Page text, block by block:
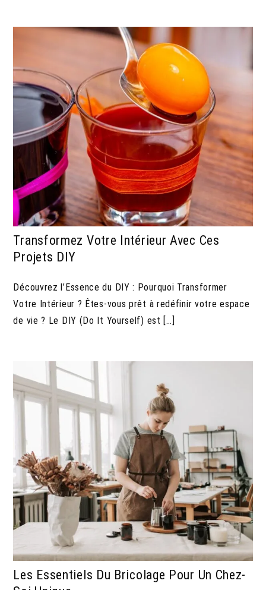
Transformez Votre Intérieur Avec Ces
Projets DIY
Découvrez l’Essence du DIY : Pourquoi Transformer
Votre Intérieur ? Êtes-vous prêt à redéfinir votre espace
de vie ? Le DIY (Do It Yourself) est […]
Les Essentiels Du Bricolage Pour Un Chez-